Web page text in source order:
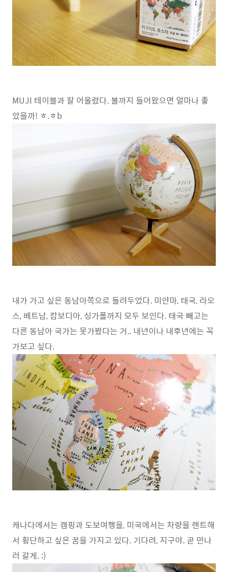
MUJI 테이블과 잘 어울렸다. 불까지 들어왔으면 얼마나 좋
았을까! ㅎ.ㅎb
내가 가고 싶은 동남아쪽으로 돌려두었다. 미얀마, 태국, 라오
스, 베트남, 캄보디아, 싱가폴까지 모두 보인다. 태국 빼고는
다른 동남아 국가는 못가봤다는 거.. 내년이나 내후년에는 꼭
가보고 싶다.
캐나다에서는 캠핑과 도보여행을, 미국에서는 차량을 렌트해
서 횡단하고 싶은 꿈을 가지고 있다. 기다려, 지구야. 곧 만나
러 갈게. :)